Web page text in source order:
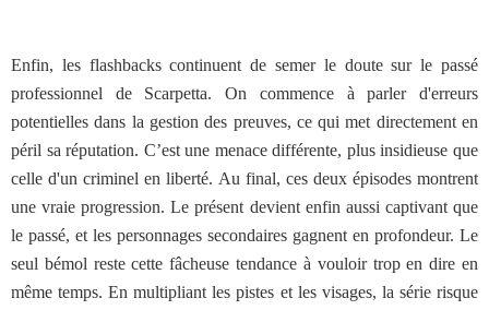
Enfin, les flashbacks continuent de semer le doute sur le passé
professionnel de Scarpetta. On commence à parler d'erreurs
potentielles dans la gestion des preuves, ce qui met directement en
péril sa réputation. C’est une menace différente, plus insidieuse que
celle d'un criminel en liberté. Au final, ces deux épisodes montrent
une vraie progression. Le présent devient enfin aussi captivant que
le passé, et les personnages secondaires gagnent en profondeur. Le
seul bémol reste cette fâcheuse tendance à vouloir trop en dire en
même temps. En multipliant les pistes et les visages, la série risque